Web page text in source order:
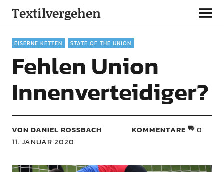
Textilvergehen
EISERNE KETTEN STATE OF THE UNION
Fehlen Union
Innenverteidiger?
VON DANIEL ROSSBACH
11. JANUAR 2020
KOMMENTARE 0